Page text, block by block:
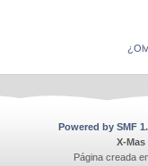
Powered by SMF
X-Mas
Página creada